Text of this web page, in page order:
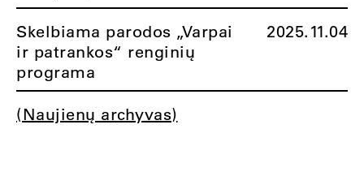
Skelbiama parodos „Varpai
ir patrankos“ renginių
programa
2025.11.04
(Naujienų archyvas)